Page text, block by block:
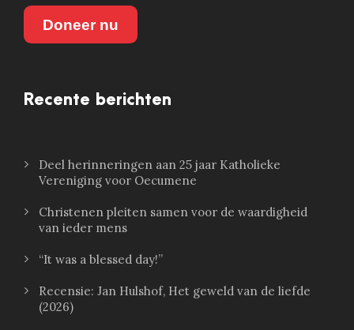
Doneer nu
Recente berichten
Deel herinneringen aan 25 jaar Katholieke
Vereniging voor Oecumene
Christenen pleiten samen voor de waardigheid
van ieder mens
“It was a blessed day!”
Recensie: Jan Hulshof, Het geweld van de liefde
(2026)